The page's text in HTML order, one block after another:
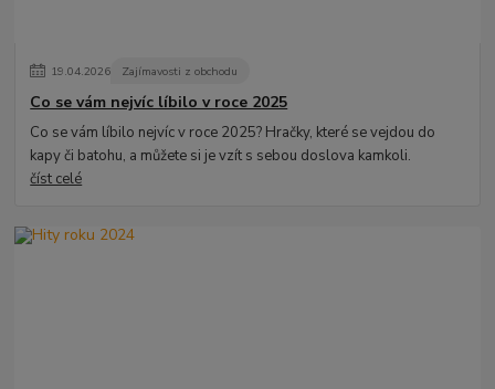
19.04.2026 Zajímavosti z obchodu
Co se vám nejvíc líbilo v roce 2025
Co se vám líbilo nejvíc v roce 2025? Hračky, které se vejdou do
kapy či batohu, a můžete si je vzít s sebou doslova kamkoli.
číst celé